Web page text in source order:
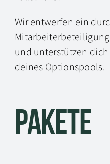
Wir entwerfen ein
und unterstützen
deines Optionspools.
Pakete